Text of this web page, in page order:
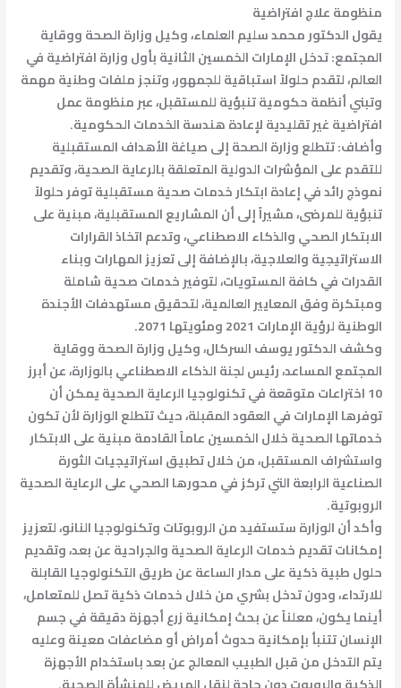
منظومة علاج افتراضية
يقول الدكتور محمد سليم العلماء، وكيل وزارة الصحة ووقاية
المجتمع: تدخل الإمارات الخمسين الثانية بأول وزارة افتراضية في
العالم، لتقدم حلولاً استباقية للجمهور، وتنجز ملفات وطنية مهمة
وتبني أنظمة حكومية تنبؤية للمستقبل، عبر منظومة عمل
افتراضية غير تقليدية لإعادة هندسة الخدمات الحكومية.
وأضاف: تتطلع وزارة الصحة إلى صياغة الأهداف المستقبلية
للتقدم على المؤشرات الدولية المتعلقة بالرعاية الصحية، وتقديم
نموذج رائد في إعادة ابتكار خدمات صحية مستقبلية توفر حلولاً
تنبؤية للمرضى، مشيراً إلى أن المشاريع المستقبلية، مبنية على
الابتكار الصحي والذكاء الاصطناعي، وتدعم اتخاذ القرارات
الاستراتيجية والعلاجية، بالإضافة إلى تعزيز المهارات وبناء
القدرات في كافة المستويات، لتوفير خدمات صحية شاملة
ومبتكرة وفق المعايير العالمية، لتحقيق مستهدفات الأجندة
الوطنية لرؤية الإمارات 2021 ومئويتها 2071.
وكشف الدكتور يوسف السركال، وكيل وزارة الصحة ووقاية
المجتمع المساعد، رئيس لجنة الذكاء الاصطناعي بالوزارة، عن أبرز
10 اختراعات متوقعة في تكنولوجيا الرعاية الصحية يمكن أن
توفرها الإمارات في العقود المقبلة، حيث تتطلع الوزارة لأن تكون
خدماتها الصحية خلال الخمسين عاماً القادمة مبنية على الابتكار
واستشراف المستقبل، من خلال تطبيق استراتيجيات الثورة
الصناعية الرابعة التي تركز في محورها الصحي على الرعاية الصحية
الروبوتية.
وأكد أن الوزارة ستستفيد من الروبوتات وتكنولوجيا النانو، لتعزيز
إمكانات تقديم خدمات الرعاية الصحية والجراحية عن بعد، وتقديم
حلول طبية ذكية على مدار الساعة عن طريق التكنولوجيا القابلة
للارتداء، ودون تدخل بشري من خلال خدمات ذكية تصل للمتعامل،
أينما يكون، معلناً عن بحث إمكانية زرع أجهزة دقيقة في جسم
الإنسان تتنبأ بإمكانية حدوث أمراض أو مضاعفات معينة وعليه
يتم التدخل من قبل الطبيب المعالج عن بعد باستخدام الأجهزة